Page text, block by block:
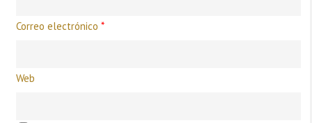
Correo electrónico*
Web